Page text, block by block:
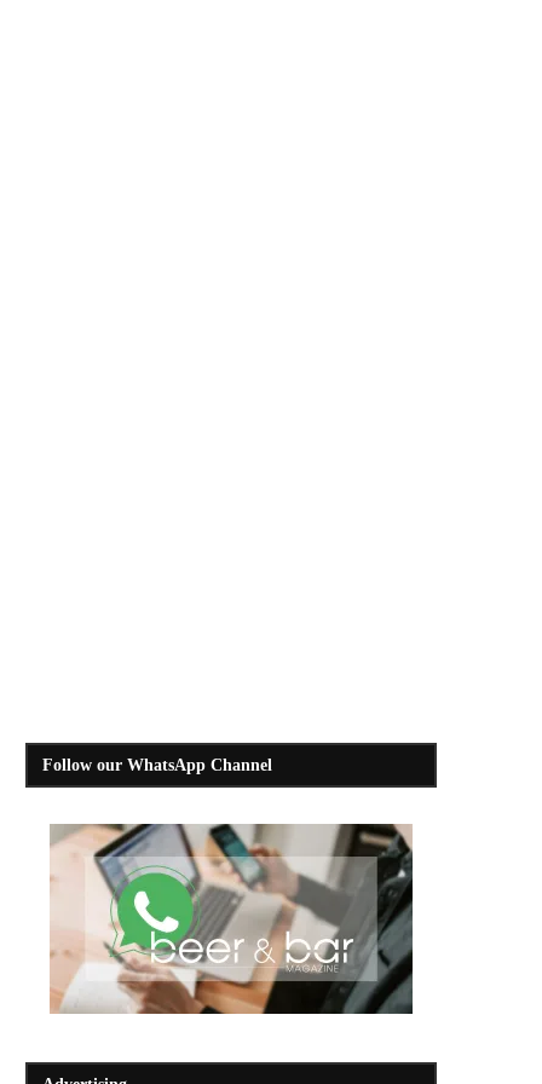
Follow our WhatsApp Channel